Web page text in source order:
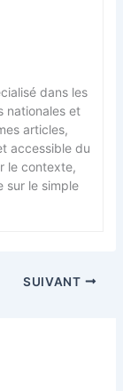
dans les
nationales et
articles,
accessible du
le contexte,
sur le simple
SUIVANT